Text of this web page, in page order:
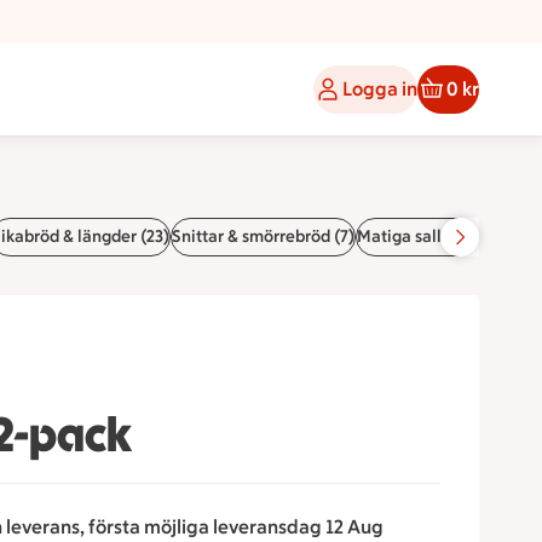
Logga in 0 kr
& längder (23)Snittar & smörrebröd (7)Matiga sallader & pajer
pack
första möjliga leveransdag 12 Aug